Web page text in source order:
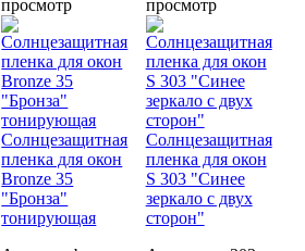
просмотр
Солнцезащитная
пленка для окон
Bronze 35
"Бронза"
тонирующая
просмотр
Солнцезащитная
пленка для окон
S 303 "Синее
зеркало с двух
сторон"